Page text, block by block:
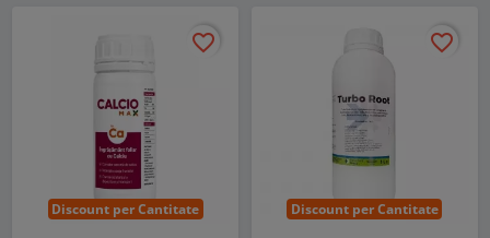
Discount per Cantitate
favorite_border
favorite_border
Discount per Cantitate
favorite_border
favorite_border